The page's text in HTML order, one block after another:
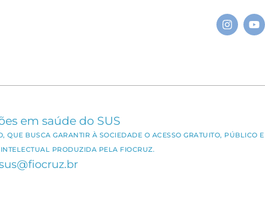
em saúde do SUS
QUE BUSCA GARANTIR À SOCIEDADE O ACESSO GRATUITO, PÚBLICO E
PRODUZIDA PELA FIOCRUZ.